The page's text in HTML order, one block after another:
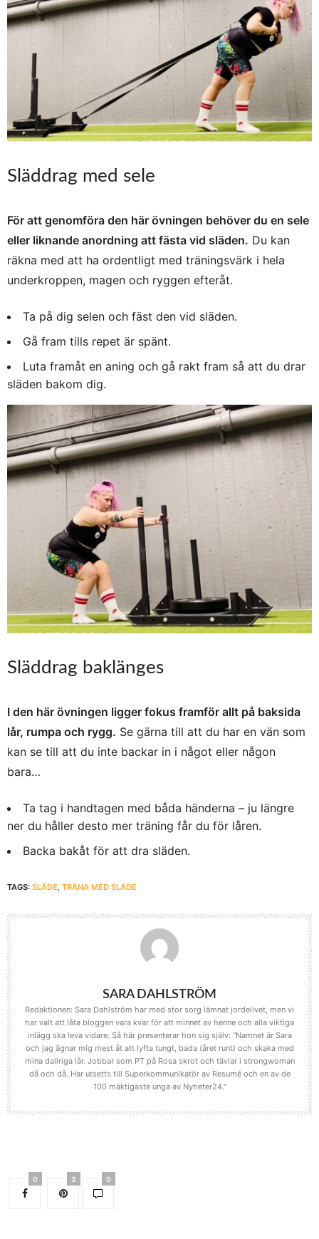
Släddrag med sele
För att genomföra den här övningen behöver du en sele
eller liknande anordning att fästa vid släden. Du kan
räkna med att ha ordentligt med träningsvärk i hela
underkroppen, magen och ryggen efteråt.
Ta på dig selen och fäst den vid släden.
Gå fram tills repet är spänt.
Luta framåt en aning och gå rakt fram så att du drar
släden bakom dig.
Släddrag baklänges
I den här övningen ligger fokus framför allt på baksida
lår, rumpa och rygg. Se gärna till att du har en vän som
kan se till att du inte backar in i något eller någon
bara…
Ta tag i handtagen med båda händerna – ju längre
ner du håller desto mer träning får du för låren.
Backa bakåt för att dra släden.
TAGS: SLÄDE, TRÄNA MED SLÄDE
SARA DAHLSTRÖM
Redaktionen: Sara Dahlström har med stor sorg lämnat jordelivet, men vi
har valt att låta bloggen vara kvar för att minnet av henne och alla viktiga
inlägg ska leva vidare. Så här presenterar hon sig själv: "Namnet är Sara
och jag ägnar mig mest åt att lyfta tungt, bada (året runt) och skaka med
mina dallriga lår. Jobbar som PT på Rosa skrot och tävlar i strongwoman
då och då. Har utsetts till Superkommunikatör av Resumé och en av de
100 mäktigaste unga av Nyheter24."
0 3 0